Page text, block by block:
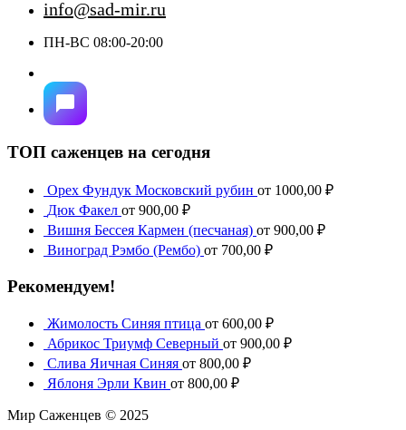
info@sad-mir.ru
ПН-ВС 08:00-20:00
ТОП саженцев на сегодня
Орех Фундук Московский рубин от 1000,00 ₽
Дюк Факел от 900,00 ₽
Вишня Бессея Кармен (песчаная) от 900,00 ₽
Виноград Рэмбо (Рембо) от 700,00 ₽
Рекомендуем!
Жимолость Синяя птица от 600,00 ₽
Абрикос Триумф Северный от 900,00 ₽
Слива Яичная Синяя от 800,00 ₽
Яблоня Эрли Квин от 800,00 ₽
Мир Саженцев © 2025